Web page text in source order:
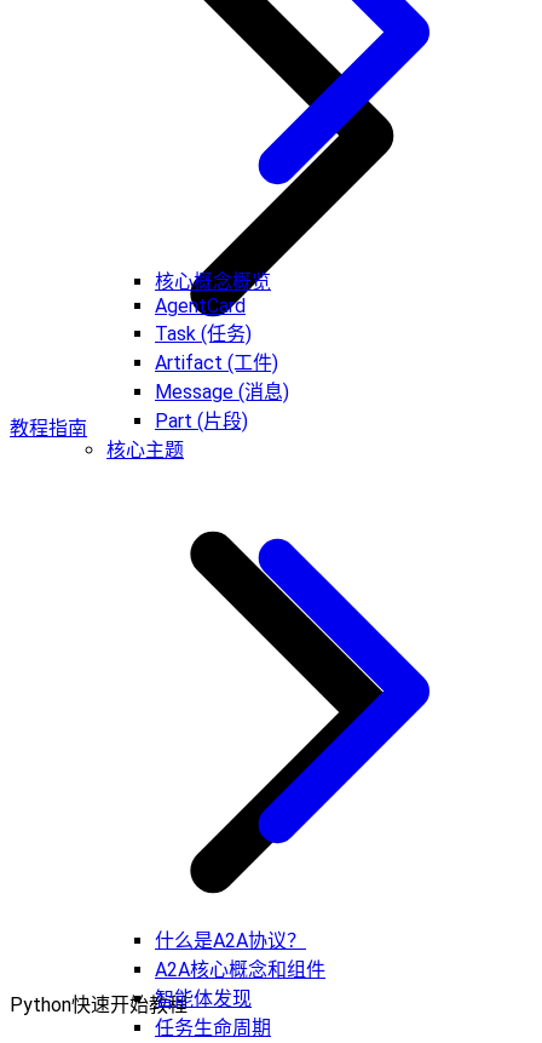
核心概念概览
AgentCard
Task (任务)
Artifact (工件)
Message (消息)
Part (片段)
核心主题
什么是A2A协议？
A2A核心概念和组件
智能体发现
任务生命周期
教程指南
Python快速开始教程